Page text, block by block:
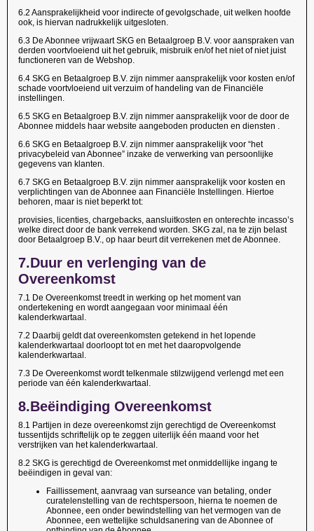
6.2 Aansprakelijkheid voor indirecte of gevolgschade, uit welken hoofde
ook, is hiervan nadrukkelijk uitgesloten.
6.3 De Abonnee vrijwaart SKG en Betaalgroep B.V. voor aanspraken van
derden voortvloeiend uit het gebruik, misbruik en/of het niet of niet juist
functioneren van de Webshop.
6.4 SKG en Betaalgroep B.V. zijn nimmer aansprakelijk voor kosten en/of
schade voortvloeiend uit verzuim of handeling van de Financiële
instellingen.
6.5 SKG en Betaalgroep B.V. zijn nimmer aansprakelijk voor de door de
Abonnee middels haar website aangeboden producten en diensten .
6.6 SKG en Betaalgroep B.V. zijn nimmer aansprakelijk voor “het
privacybeleid van Abonnee” inzake de verwerking van persoonlijke
gegevens van klanten.
6.7 SKG en Betaalgroep B.V. zijn nimmer aansprakelijk voor kosten en
verplichtingen van de Abonnee aan Financiële Instellingen. Hiertoe
behoren, maar is niet beperkt tot:
provisies, licenties, chargebacks, aansluitkosten en onterechte incasso’s
welke direct door de bank verrekend worden. SKG zal, na te zijn belast
door Betaalgroep B.V., op haar beurt dit verrekenen met de Abonnee.
7.Duur en verlenging van de
Overeenkomst
7.1 De Overeenkomst treedt in werking op het moment van
ondertekening en wordt aangegaan voor minimaal één
kalenderkwartaal.
7.2 Daarbij geldt dat overeenkomsten getekend in het lopende
kalenderkwartaal doorloopt tot en met het daaropvolgende
kalenderkwartaal.
7.3 De Overeenkomst wordt telkenmale stilzwijgend verlengd met een
periode van één kalenderkwartaal.
8.Beëindiging Overeenkomst
8.1 Partijen in deze overeenkomst zijn gerechtigd de Overeenkomst
tussentijds schriftelijk op te zeggen uiterlijk één maand voor het
verstrijken van het kalenderkwartaal.
8.2 SKG is gerechtigd de Overeenkomst met onmiddellijke ingang te
beëindigen in geval van:
Faillissement, aanvraag van surseance van betaling, onder
curatelenstelling van de rechtspersoon, hierna te noemen de
Abonnee, een onder bewindstelling van het vermogen van de
Abonnee, een wettelijke schuldsanering van de Abonnee of